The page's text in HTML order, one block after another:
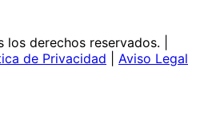
los derechos reservados. |
de Privacidad Aviso Legal